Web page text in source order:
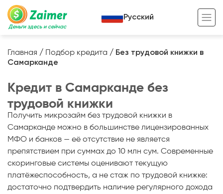
Деньги здесь и сейчас
Кредит под залог
Кредит под залог авто
Кредит под залог недвижимости
Кредит под залог спецтехники
Кредит для предпринимателей
Кредит для самозанятых
Жизненный цикл вашего кредита
Полезные статьи
Кредитный калькулятор
Русский
Главная / Подбор кредита / Без трудовой книжки в
Самарканде
Кредит в Самарканде без
трудовой книжки
Получить микрозайм без трудовой книжки в
Самарканде можно в большинстве лицензированных
МФО и банков — её отсутствие не является
препятствием при суммах до 10 млн сум. Современные
скоринговые системы оценивают текущую
платёжеспособность, а не стаж по трудовой книжке:
достаточно подтвердить наличие регулярного дохода